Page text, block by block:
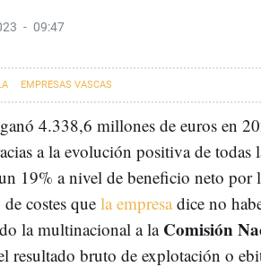
09:47
EMPRESAS VASCAS
ganó 4.338,6 millones de euros en
a la evolución positiva de todas
19% a nivel de beneficio neto por
costes quela empresadice no
la multinacional a la Comisión
resultado bruto de explotación o